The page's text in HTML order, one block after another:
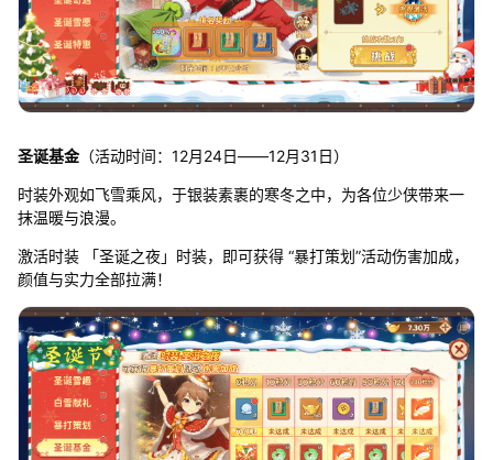
圣诞基金（活动时间：12月24日——12月31日）
时装外观如飞雪乘风，于银装素裹的寒冬之中，为各位少侠带来一
抹温暖与浪漫。
激活时装 「圣诞之夜」时装，即可获得 “暴打策划”活动伤害加成，
颜值与实力全部拉满！